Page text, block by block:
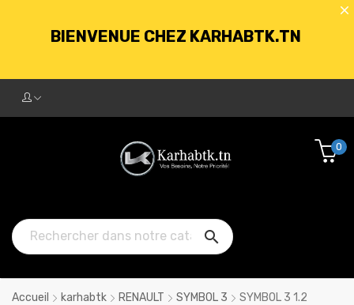
BIENVENUE CHEZ KARHABTK.TN
250DT D'ACHATS

0
Accueil karhabtk RENAULT SYMBOL 3 SYMBOL 3 1.2